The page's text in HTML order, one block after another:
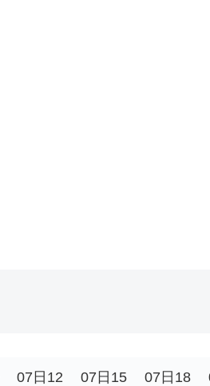
07日12
07日15
07日18